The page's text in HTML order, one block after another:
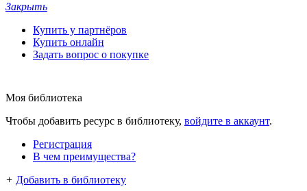
Закрыть
Купить у партнёров
Купить онлайн
Задать вопрос о покупке
Моя библиотека
Чтобы добавить ресурс в библиотеку, войдите в аккаунт.
Регистрация
В чем преимущества?
+ Добавить в библиотеку